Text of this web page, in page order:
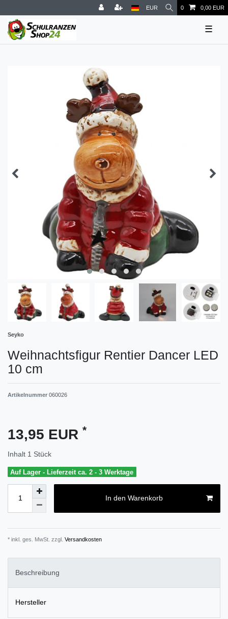
EUR 0 0,00 EUR
☰
Seyko
Weihnachtsfigur Rentier Dancer LED
10 cm
Artikelnummer 060026
13,95 EUR *
Inhalt 1 Stück
Auf Lager - Lieferzeit ca. 2 - 3 Werktage
In den Warenkorb
* inkl. ges. MwSt. zzgl. Versandkosten
Beschreibung
Hersteller